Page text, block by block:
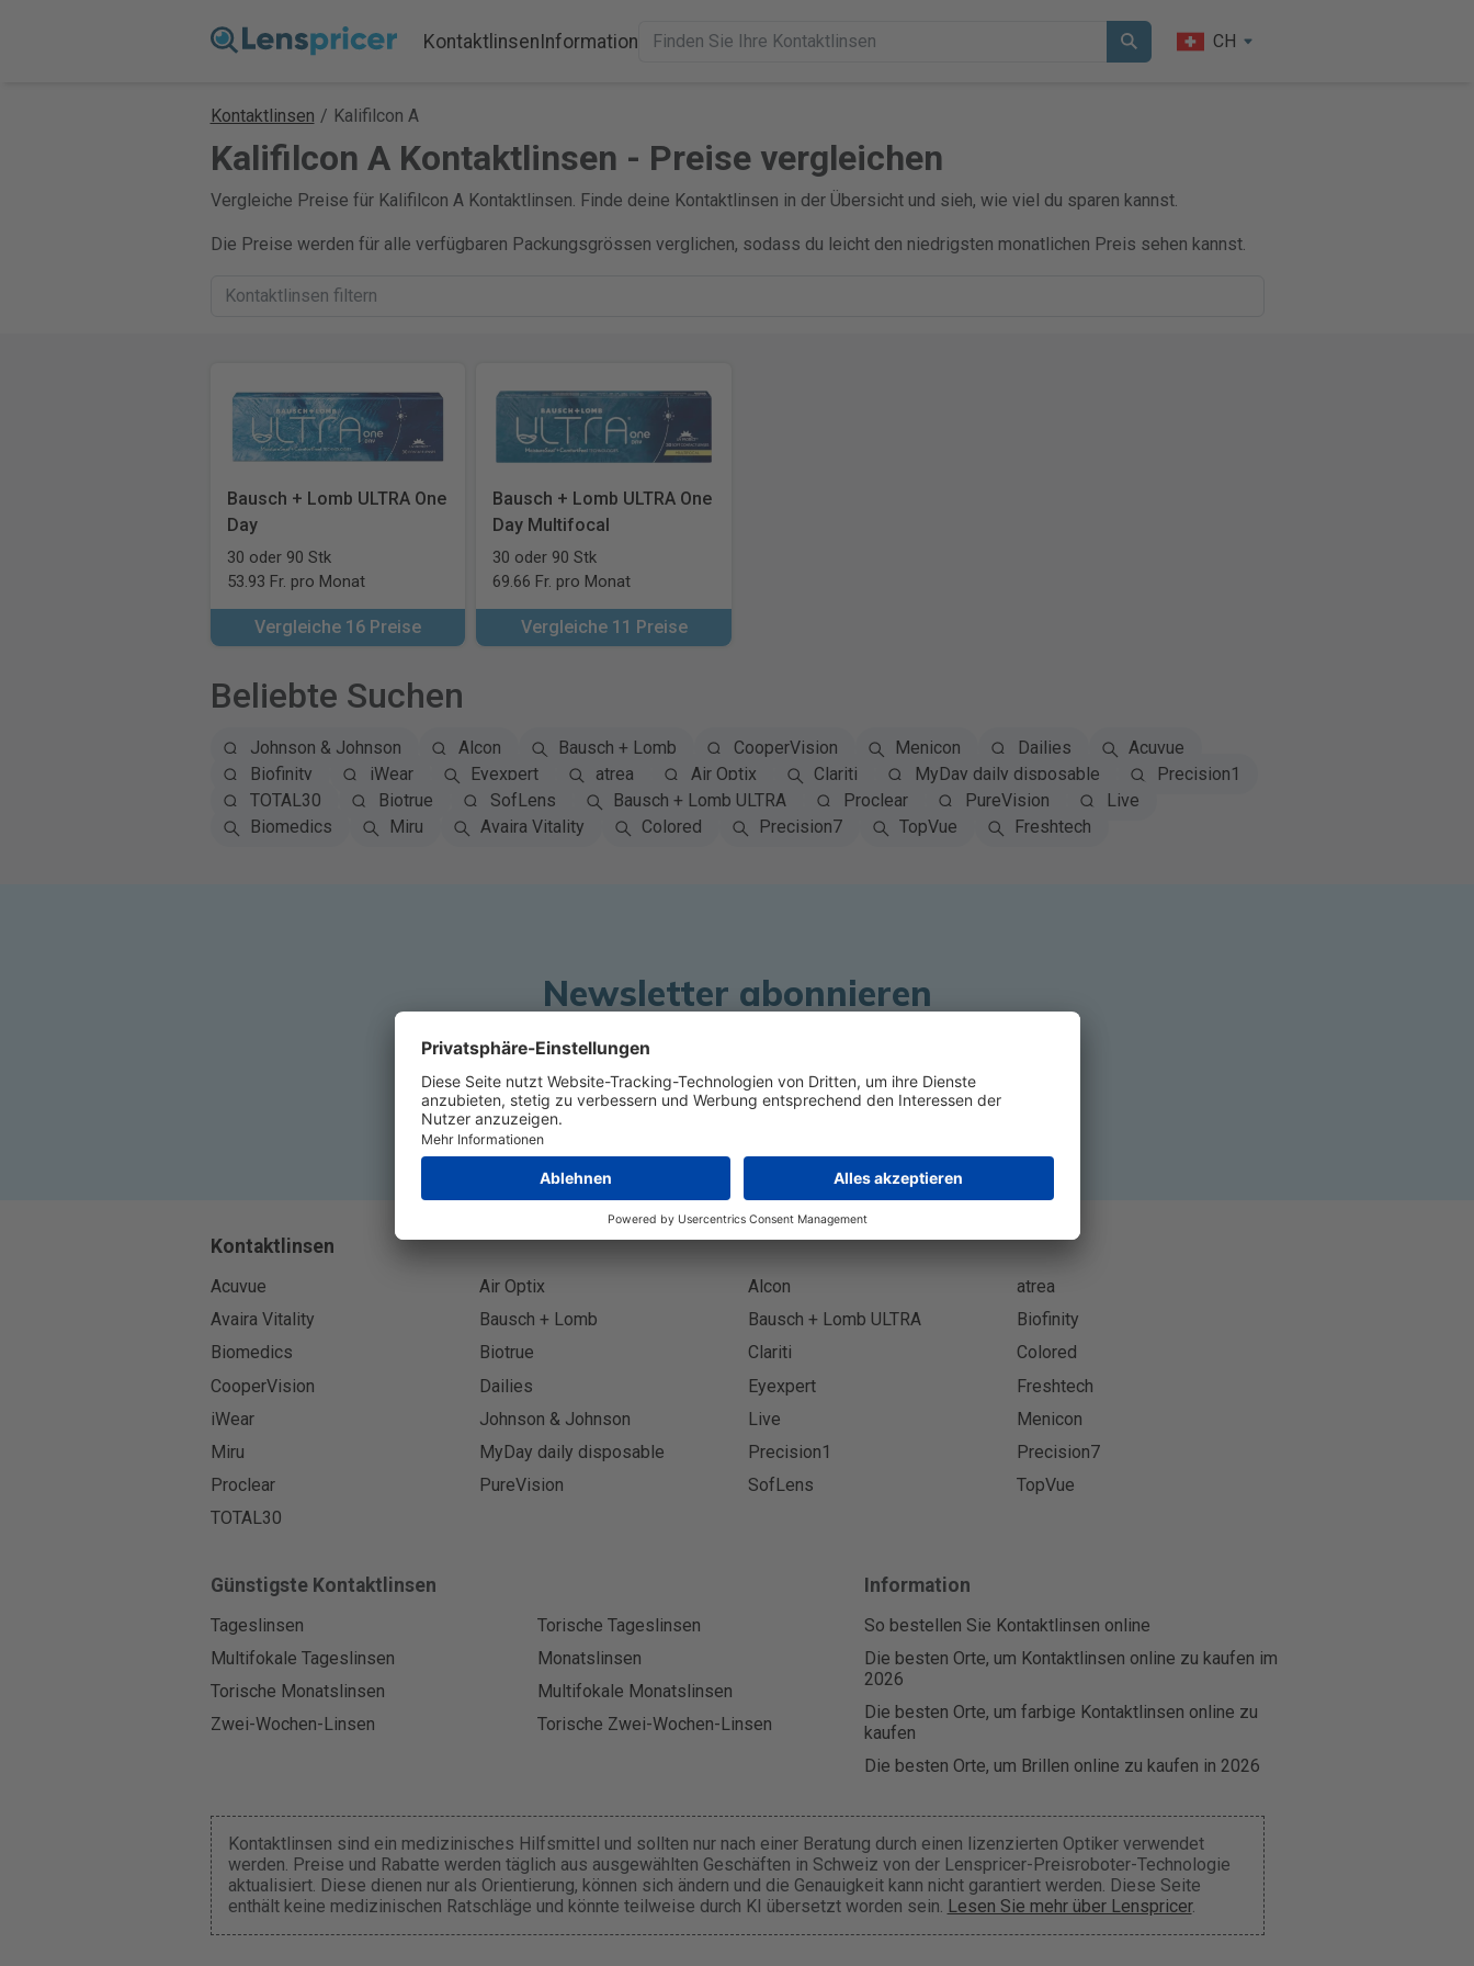
KontaktlinsenInformation CH
Kontaktlinsen / Kalifilcon A
Kalifilcon A Kontaktlinsen - Preise vergleichen
Vergleiche Preise für Kalifilcon A Kontaktlinsen. Finde deine Kontaktlinsen in der Übersicht und sieh, wie viel du sparen kannst.
Die Preise werden für alle verfügbaren Packungsgrössen verglichen, sodass du leicht den niedrigsten monatlichen Preis sehen kannst.
Bausch + Lomb ULTRA One
Day
30 oder 90 Stk
53.93 Fr. pro Monat
Vergleiche 16 Preise
Bausch + Lomb ULTRA One
Day Multifocal
30 oder 90 Stk
69.66 Fr. pro Monat
Vergleiche 11 Preise
Beliebte Suchen
Johnson & Johnson Alcon Bausch + Lomb CooperVision Menicon Dailies
Acuvue
Biofinity
iWear Eyexpert atrea Air Optix Clariti MyDay daily disposable
Precision1
TOTAL30
Biotrue SofLens Bausch + Lomb ULTRA Proclear PureVision
Live
Biomedics
Miru Avaira Vitality Colored Precision7 TopVue Freshtech
Newsletter abonnieren
Abonnieren
Kontaktlinsen
Acuvue Air Optix Alcon
atrea
Avaira Vitality
Bausch + Lomb Bausch + Lomb ULTRA
Biofinity
Biomedics
Biotrue Clariti
Colored
CooperVision
Dailies Eyexpert
Freshtech
iWear
Johnson & Johnson Live
Menicon
Miru
MyDay daily disposable Precision1
Precision7
Proclear
PureVision SofLens
TopVue
TOTAL30
Günstigste Kontaktlinsen
Tageslinsen
Torische Tageslinsen
Multifokale Tageslinsen
Monatslinsen
Torische Monatslinsen
Multifokale Monatslinsen
Zwei-Wochen-Linsen
Torische Zwei-Wochen-Linsen
Information
So bestellen Sie Kontaktlinsen online
Die besten Orte, um Kontaktlinsen online zu kaufen im
2026
Die besten Orte, um farbige Kontaktlinsen online zu
kaufen
Die besten Orte, um Brillen online zu kaufen in 2026
Kontaktlinsen sind ein medizinisches Hilfsmittel und sollten nur nach einer Beratung durch einen lizenzierten Optiker verwendet
werden. Preise und Rabatte werden täglich aus ausgewählten Geschäften in Schweiz von der Lenspricer-Preisroboter-Technologie
aktualisiert. Diese dienen nur als Orientierung, können sich ändern und die Genauigkeit kann nicht garantiert werden. Diese Seite
enthält keine medizinischen Ratschläge und könnte teilweise durch KI übersetzt worden sein. Lesen Sie mehr über Lenspricer.